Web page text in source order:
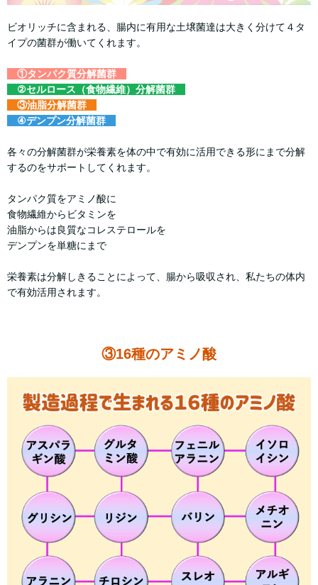
ビオリッチに含まれる、腸内に有用な土壌菌達は大きく分けて４タ
イプの菌群が働いてくれます。
①タンパク質分解菌群
②セルロース（食物繊維）分解菌群
③油脂分解菌群
④デンプン分解菌群
各々の分解菌群が栄養素を体の中で有効に活用できる形にまで分解
するのをサポートしてくれます。
タンパク質をアミノ酸に
食物繊維からビタミンを
油脂からは良質なコレステロールを
デンプンを単糖にまで
栄養素は分解しきることによって、腸から吸収され、私たちの体内
で有効活用されます。
③16種のアミノ酸